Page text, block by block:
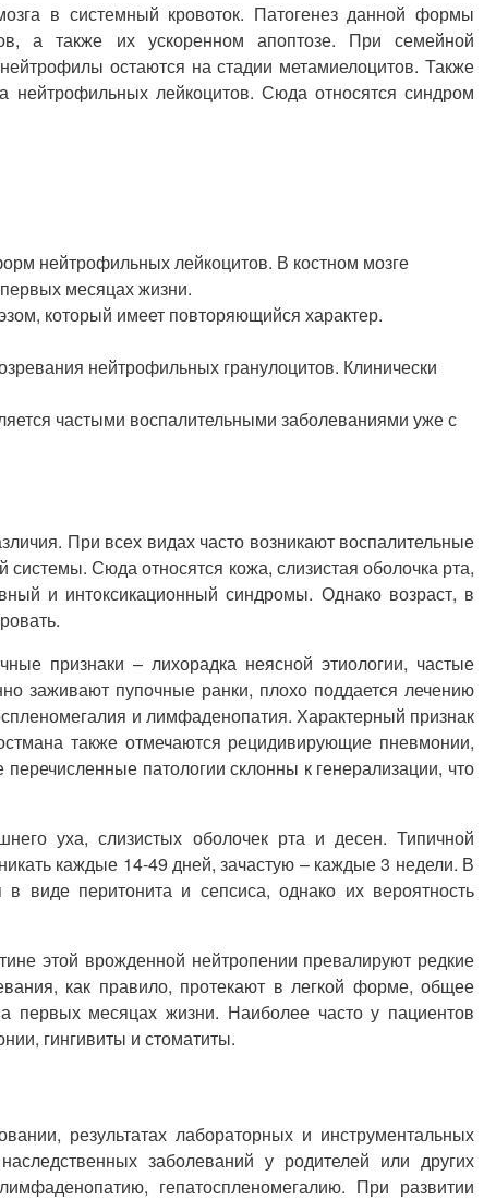
в системный кровоток. Патогенез данной формы
а также их ускоренном апоптозе. При семейной
остаются на стадии метамиелоцитов. Также
лейкоцитов. Сюда относятся синдром
нейтрофильных лейкоцитов. В костном мозге
месяцах жизни.
который имеет повторяющийся характер.
нейтрофильных гранулоцитов. Клинически
частыми воспалительными заболеваниями уже с
При всех видах часто возникают воспалительные
Сюда относятся кожа, слизистая оболочка рта,
и интоксикационный синдромы. Однако возраст, в
признаки – лихорадка неясной этиологии, частые
заживают пупочные ранки, плохо поддается лечению
и лимфаденопатия. Характерный признак
также отмечаются рецидивирующие пневмонии,
патологии склонны к генерализации, что
уха, слизистых оболочек рта и десен. Типичной
каждые 14-49 дней, зачастую – каждые 3 недели. В
виде перитонита и сепсиса, однако их вероятность
этой врожденной нейтропении превалируют редкие
как правило, протекают в легкой форме, общее
первых месяцах жизни. Наиболее часто у пациентов
гингивиты и стоматиты.
результатах лабораторных и инструментальных
заболеваний у родителей или других
гепатоспленомегалию. При развитии